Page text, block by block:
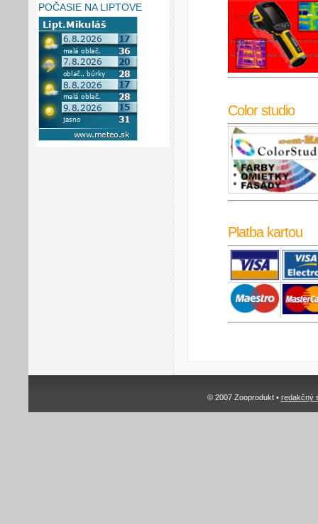
POČASIE NA LIPTOVE
Color studio
Platba kartou
© 2007 Zooprodukt • redakčný